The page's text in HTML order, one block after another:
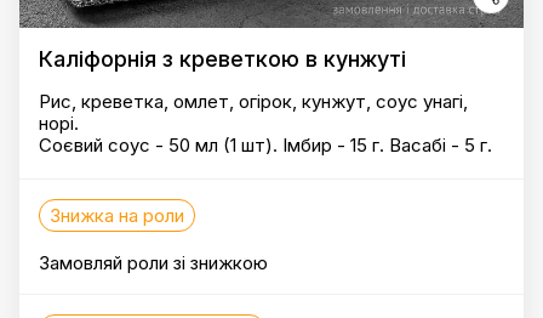
Каліфорнія з креветкою в кунжуті
Рис, креветка, омлет, огірок, кунжут, соус унагі,
норі.
Соєвий соус - 50 мл (1 шт). Імбир - 15 г. Васабі - 5 г.
Знижка на роли
Замовляй роли зі знижкою